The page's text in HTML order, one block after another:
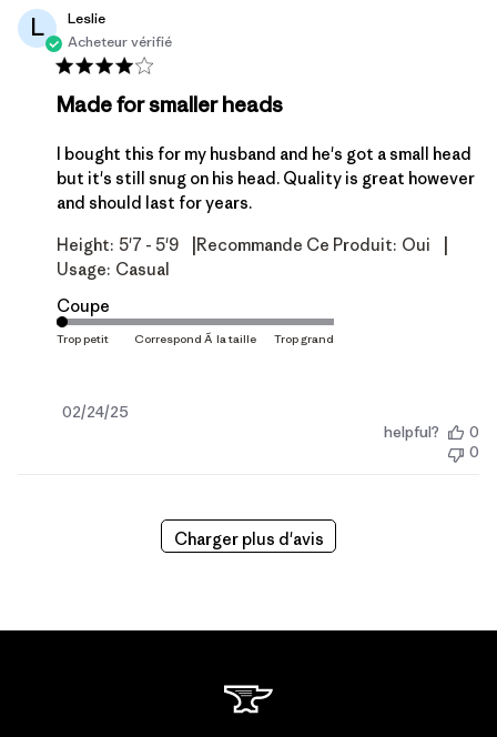
L
Leslie
Acheteur vérifié
Made for smaller heads
I bought this for my husband and he's got a small head
but it's still snug on his head. Quality is great however
and should last for years.
Height: 5'7 - 5'9 Recommande Ce Produit: Oui
Usage: Casual
Coupe
Date
02/24/25
helpful?
0
0
Charger plus d'avis